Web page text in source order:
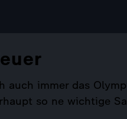
immer das
so ne wichtige